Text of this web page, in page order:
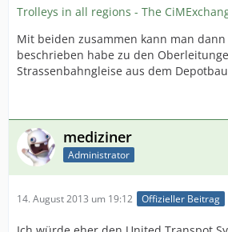
Trolleys in all regions - The
Mit beiden zusammen kann man
beschrieben habe zu den
Strassenbahngleise aus dem
mediziner
Administrator
14. August 2013 um 19:12 Offizieller Beitrag